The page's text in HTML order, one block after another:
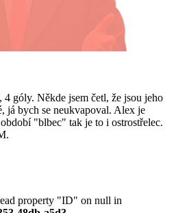
4 góly. Někde jsem četl, že jsou jeho
já bych se neukvapoval. Alex je
"blbec" tak je to i ostrostřelec.
property "ID" on null in